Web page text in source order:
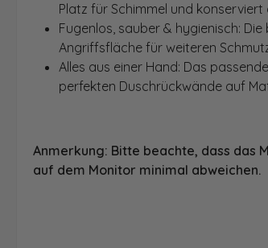
Platz für Schimmel und
Fugenlos, sauber & hygienisch:
Angriffsfläche für weiteren
Alles aus einer Hand: Das
perfekten Duschrückwände auf
Anmerkung: Bitte beachte, dass das
auf dem Monitor minimal abweichen.